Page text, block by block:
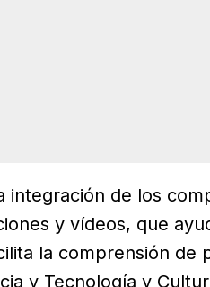
integración de los
y vídeos, que
la comprensión de
y Tecnología y